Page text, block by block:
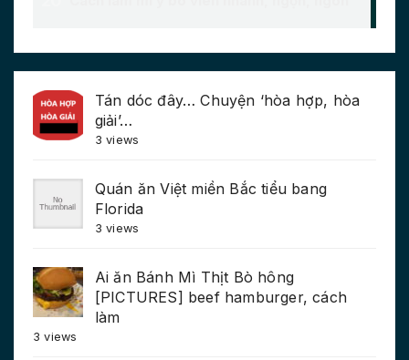
Tán dóc đây… Chuyện ‘hòa hợp, hòa
giải’…
3 views
Quán ăn Việt miền Bắc tiểu bang
Florida
3 views
Ai ăn Bánh Mì Thịt Bò hông
[PICTURES] beef hamburger, cách
làm
3 views